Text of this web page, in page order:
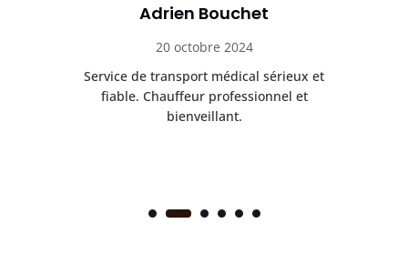
Adrien Bouchet
20 octobre 2024
Service de transport médical sérieux et
fiable. Chauffeur professionnel et
bienveillant.